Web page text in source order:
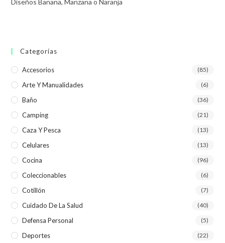
Categorías
Accesorios (85)
Arte Y Manualidades (6)
Baño (36)
Camping (21)
Caza Y Pesca (13)
Celulares (13)
Cocina (96)
Coleccionables (6)
Cotillón (7)
Cuidado De La Salud (40)
Defensa Personal (5)
Deportes (22)